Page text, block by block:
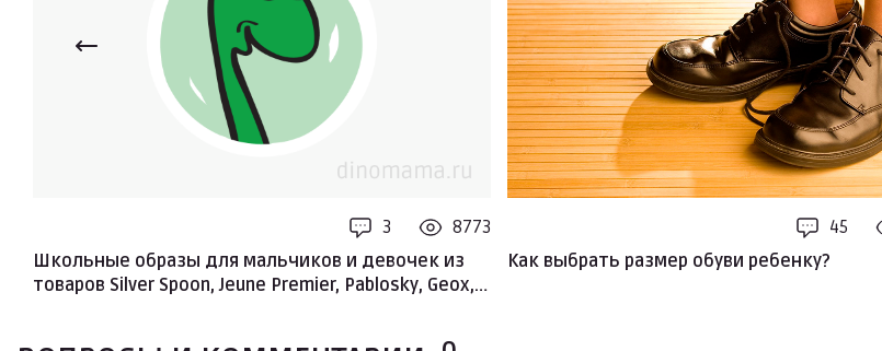
3
8773
Школьные образы для мальчиков и девочек из
товаров Silver Spoon, Jeune Premier, Pablosky, Geox,
45
Как выбрать размер обуви ребенку?